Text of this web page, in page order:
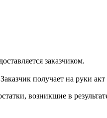
заказчиком.
получает на руки
возникшие в